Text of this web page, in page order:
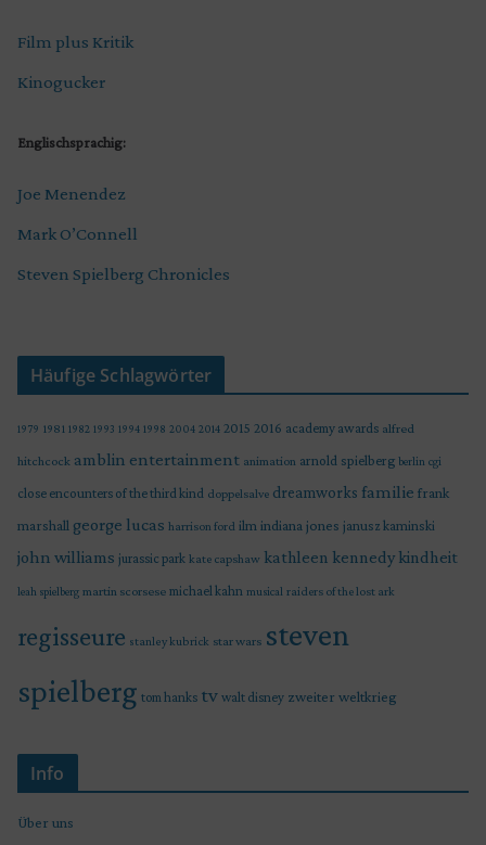
Film plus Kritik
Kinogucker
Englischsprachig:
Joe Menendez
Mark O’Connell
Steven Spielberg Chronicles
Häufige Schlagwörter
1979 1981 1982 1993 1994 1998 2004 2014 2015 2016 academy awards alfred
hitchcock amblin entertainment animation arnold spielberg berlin cgi
close encounters of the third kind doppelsalve dreamworks familie frank
marshall george lucas harrison ford ilm indiana jones janusz kaminski
john williams jurassic park kate capshaw kathleen kennedy kindheit
leah spielberg martin scorsese michael kahn musical raiders of the lost ark
regisseure stanley kubrick star wars steven
spielberg tom hanks tv walt disney zweiter weltkrieg
Info
Über uns